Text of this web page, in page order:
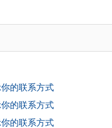
的联系方式
的联系方式
的联系方式